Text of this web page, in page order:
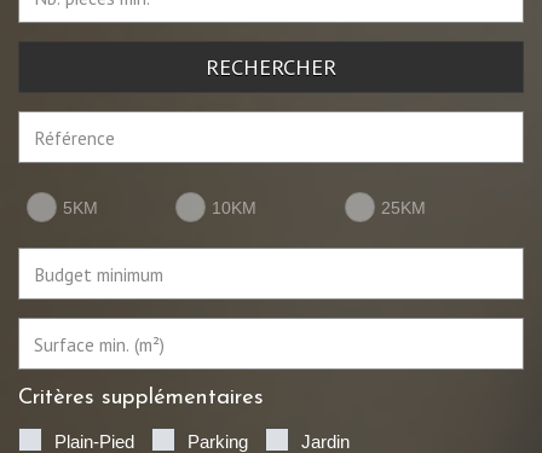
RECHERCHER
5KM 10KM 25KM
Critères supplémentaires
Plain-Pied Parking Jardin